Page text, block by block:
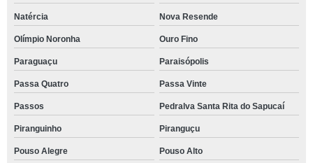
Natércia Nova Resende
Olímpio Noronha Ouro Fino
Paraguaçu Paraisópolis
Passa Quatro Passa Vinte
Passos Pedralva Santa Rita do Sapucaí
Piranguinho Piranguçu
Pouso Alegre Pouso Alto